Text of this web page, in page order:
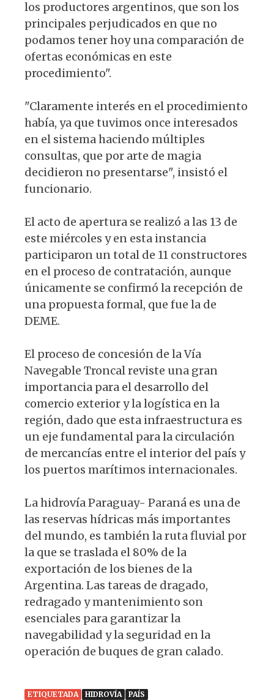
los productores argentinos, que son los
principales perjudicados en que no
podamos tener hoy una comparación de
ofertas económicas en este
procedimiento".
"Claramente interés en el procedimiento
había, ya que tuvimos once interesados
en el sistema haciendo múltiples
consultas, que por arte de magia
decidieron no presentarse", insistó el
funcionario.
El acto de apertura se realizó a las 13 de
este miércoles y en esta instancia
participaron un total de 11 constructores
en el proceso de contratación, aunque
únicamente se confirmó la recepción de
una propuesta formal, que fue la de
DEME.
El proceso de concesión de la Vía
Navegable Troncal reviste una gran
importancia para el desarrollo del
comercio exterior y la logística en la
región, dado que esta infraestructura es
un eje fundamental para la circulación
de mercancías entre el interior del país y
los puertos marítimos internacionales.
La hidrovía Paraguay- Paraná es una de
las reservas hídricas más importantes
del mundo, es también la ruta fluvial por
la que se traslada el 80% de la
exportación de los bienes de la
Argentina. Las tareas de dragado,
redragado y mantenimiento son
esenciales para garantizar la
navegabilidad y la seguridad en la
operación de buques de gran calado.
ETIQUETADA HIDROVÍA PAÍS